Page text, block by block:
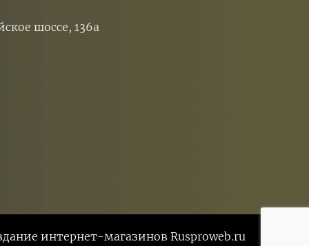
шоссе, 136а
интернет-магазинов Rusproweb.ru